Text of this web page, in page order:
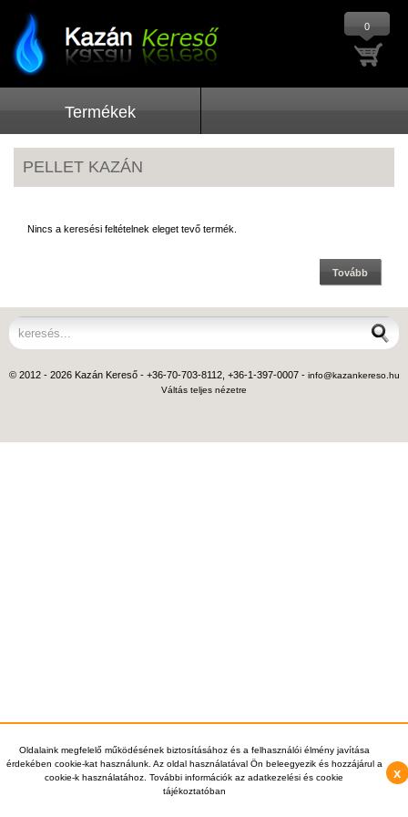
Oldalaink megfelelő működésének biztosításához és a felhasználói élmény javítása
érdekében cookie-kat használunk. Az oldal használatával Ön beleegyezik és hozzájárul a
cookie-k használatához. További információk az adatkezelési és cookie
tájékoztatóban
x
0
Termékek
PELLET KAZÁN
Nincs a keresési feltételnek eleget tevő termék.
Tovább
© 2012 - 2026 Kazán Kereső - +36-70-703-8112, +36-1-397-0007 - info@kazankereso.hu
Váltás teljes nézetre